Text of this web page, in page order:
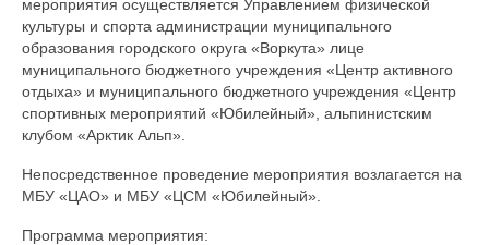
мероприятия осуществляется Управлением физической
культуры и спорта администрации муниципального
образования городского округа «Воркута» лице
муниципального бюджетного учреждения «Центр активного
отдыха» и муниципального бюджетного учреждения «Центр
спортивных мероприятий «Юбилейный», альпинистским
клубом «Арктик Альп».
Непосредственное проведение мероприятия возлагается на
МБУ «ЦАО» и МБУ «ЦСМ «Юбилейный».
Программа мероприятия: